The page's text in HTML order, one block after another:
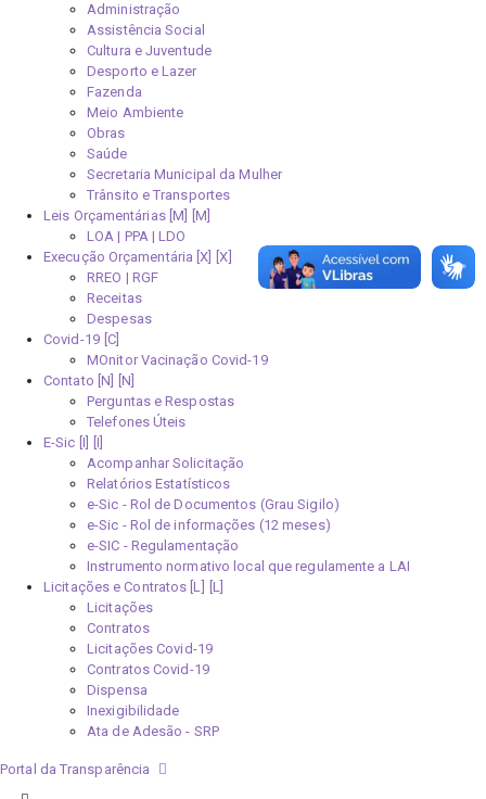
Administração
Assistência Social
Cultura e Juventude
Desporto e Lazer
Fazenda
Meio Ambiente
Obras
Saúde
Secretaria Municipal da Mulher
Trânsito e Transportes
Leis Orçamentárias [M]
LOA | PPA | LDO
Execução Orçamentária [X]
RREO | RGF
Receitas
Despesas
Covid-19
MOnitor Vacinação Covid-19
Contato [N]
Perguntas e Respostas
Telefones Úteis
E-Sic [I]
Acompanhar Solicitação
Relatórios Estatísticos
e-Sic - Rol de Documentos (Grau Sigilo)
e-Sic - Rol de informações (12 meses)
e-SIC - Regulamentação
Instrumento normativo local que regulamente a LAI
Licitações e Contratos [L]
Licitações
Contratos
Licitações Covid-19
Contratos Covid-19
Dispensa
Inexigibilidade
Ata de Adesão - SRP
Portal da Transparência